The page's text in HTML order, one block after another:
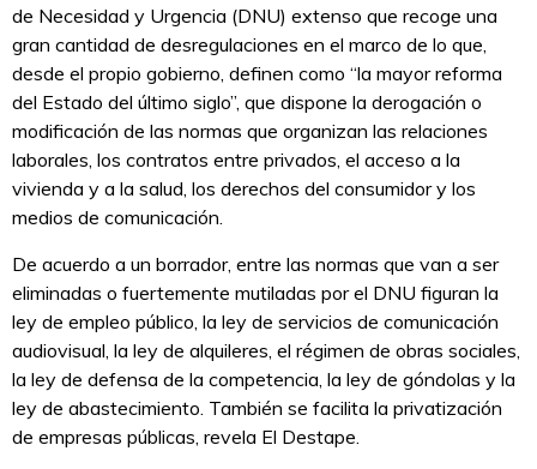
de Necesidad y Urgencia (DNU) extenso que recoge una
gran cantidad de desregulaciones en el marco de lo que,
desde el propio gobierno, definen como “la mayor reforma
del Estado del último siglo”, que dispone la derogación o
modificación de las normas que organizan las relaciones
laborales, los contratos entre privados, el acceso a la
vivienda y a la salud, los derechos del consumidor y los
medios de comunicación.
De acuerdo a un borrador, entre las normas que van a ser
eliminadas o fuertemente mutiladas por el DNU figuran la
ley de empleo público, la ley de servicios de comunicación
audiovisual, la ley de alquileres, el régimen de obras sociales,
la ley de defensa de la competencia, la ley de góndolas y la
ley de abastecimiento. También se facilita la privatización
de empresas públicas, revela El Destape.